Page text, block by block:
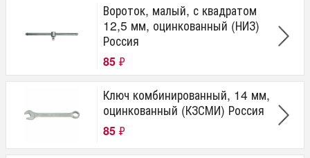
Вороток, малый, с квадратом
12,5 мм, оцинкованный (НИЗ)
Россия
85 ₽
Ключ комбинированный, 14 мм,
оцинкованный (КЗСМИ) Россия
85 ₽